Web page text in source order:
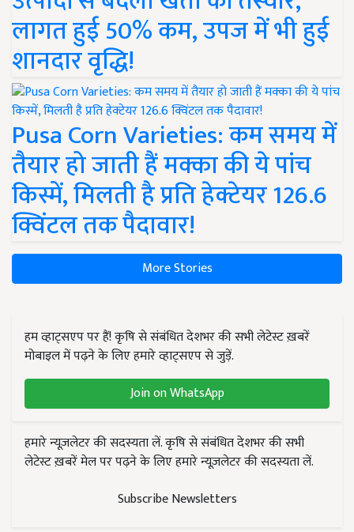
लागत हुई 50% कम, उपज में भी हुई
शानदार वृद्धि!
Pusa Corn Varieties: कम समय में
तैयार हो जाती हैं मक्का की ये पांच
किस्में, मिलती है प्रति हेक्टेयर 126.6
क्विंटल तक पैदावार!
More Stories
हम व्हाट्सएप पर हैं! कृषि से संबंधित देशभर की सभी लेटेस्ट ख़बरें
मोबाइल में पढ़ने के लिए हमारे व्हाट्सएप से जुड़ें.
Join on WhatsApp
हमारे न्यूज़लेटर की सदस्यता लें. कृषि से संबंधित देशभर की सभी
लेटेस्ट ख़बरें मेल पर पढ़ने के लिए हमारे न्यूज़लेटर की सदस्यता लें.
Subscribe Newsletters